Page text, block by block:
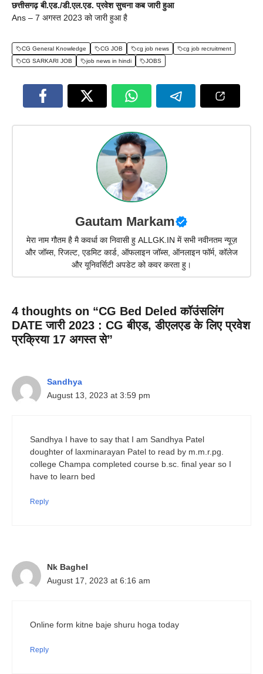
छत्तीसगढ़बी.एड./डी.एल.एड.प्रवेश सुचना कब जारी हुआ
Ans – 7 अगस्त 2023 को जारी हुआ है
CG General Knowledge CG JOB cg job news
cg job recruitment
CG SARKARI JOB
job news in hindi JOBS
Gautam Markam
मेरा नाम गौतम है मै कवर्धा का निवासी हु ALLGK.IN में सभी नवीनतम न्यूज़
और जॉब्स, रिजल्ट, एडमिट कार्ड, ऑफलाइन जॉब्स, ऑनलाइन फॉर्म, कॉलेज
और यूनिवर्सिटी अपडेट को कवर करता हु।
4 thoughts on “CG Bed Deled कॉउंसलिंग
DATE जारी 2023 : CG बीएड, डीएलएड के लिए प्रवेश
प्रक्रिया 17 अगस्त से”
Sandhya
August 13, 2023 at 3:59 pm
Sandhya I have to say that I am Sandhya Patel
doughter of laxminarayan Patel to read by m.m.r.pg.
college Champa completed course b.sc. final year so I
have to learn bed
Reply
Nk Baghel
August 17, 2023 at 6:16 am
Online form kitne baje shuru hoga today
Reply